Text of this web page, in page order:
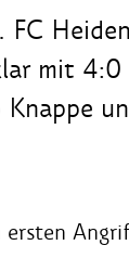
FC
mit
Knappe
ersten